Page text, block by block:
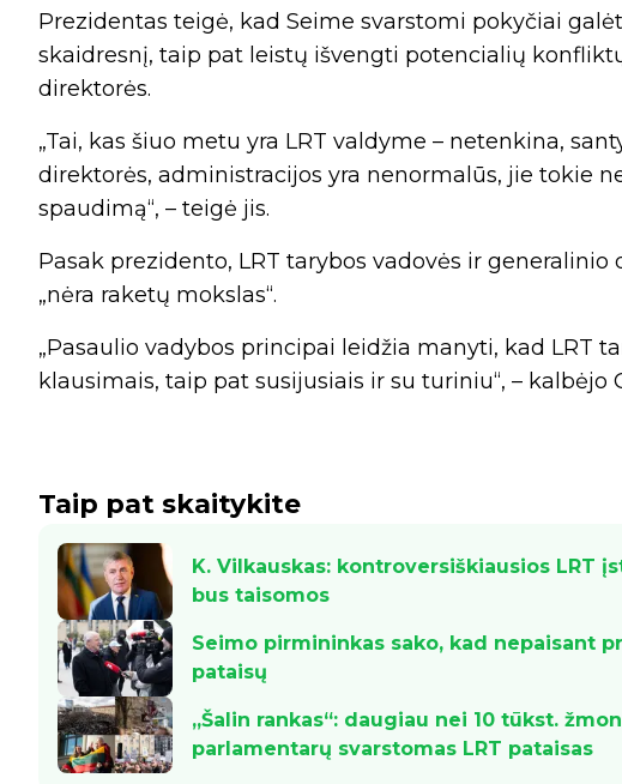
Prezidentas teigė, kad Seime svarstomi pokyčiai
skaidresnį, taip pat leistų išvengti potencialių
direktorės.
„Tai, kas šiuo metu yra LRT valdyme – netenkina,
direktorės, administracijos yra nenormalūs, jie tokie
spaudimą“, – teigė jis.
Pasak prezidento, LRT tarybos vadovės ir
„nėra raketų mokslas“.
„Pasaulio vadybos principai leidžia manyti, kad LRT
klausimais, taip pat susijusiais ir su turiniu“, – kalbėjo
Taip pat skaitykite
K. Vilkauskas: kontroversiškiausios LRT
bus taisomos
Seimo pirmininkas sako, kad nepaisant
pataisų
„Šalin rankas“: daugiau nei 10 tūkst.
parlamentarų svarstomas LRT pataisas